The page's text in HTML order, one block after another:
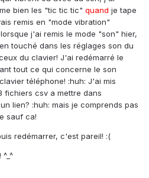
bien les "tic tic tic" quand je tape
remis en "mode vibration"
j'ai remis le mode "son" hier,
touché dans les réglages son du
du clavier! J'ai redémarré le
tout ce qui concerne le son
téléphone! :huh: J'ai mis
fichiers csv a mettre dans
lien? :huh: mais je comprends pas
sauf ca!
redémarrer, c'est pareil! :(